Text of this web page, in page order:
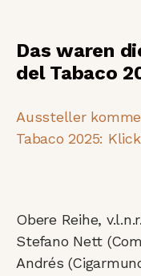
Das waren
del Tabaco
Aussteller
Tabaco 2025:
Obere Reihe,
Stefano Nett
Andrés